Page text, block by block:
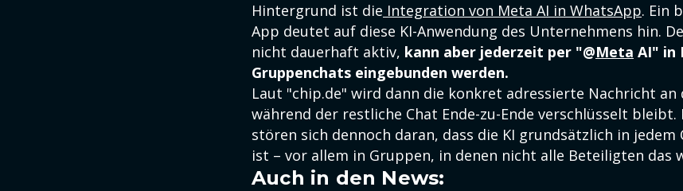
Hintergrund ist die Integration von Meta AI in WhatsApp. Ein
App deutet auf diese KI-Anwendung des Unternehmens hin.
nicht dauerhaft aktiv, kann aber jederzeit per "@Meta AI" in
Gruppenchats eingebunden werden.
Laut "chip.de" wird dann die konkret adressierte Nachricht an
während der restliche Chat Ende-zu-Ende verschlüsselt
stören sich dennoch daran, dass die KI grundsätzlich in
ist – vor allem in Gruppen, in denen nicht alle Beteiligten das
Auch in den News: